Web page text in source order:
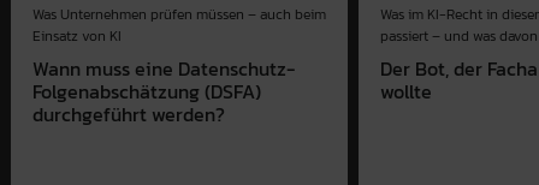
Was Unternehmen prüfen müssen – auch beim
Einsatz von KI
Wann muss eine Datenschutz-
Folgenabschätzung (DSFA)
durchgeführt werden?
Was im KI-Recht in
passiert – und was
Der Bot, der
wollte